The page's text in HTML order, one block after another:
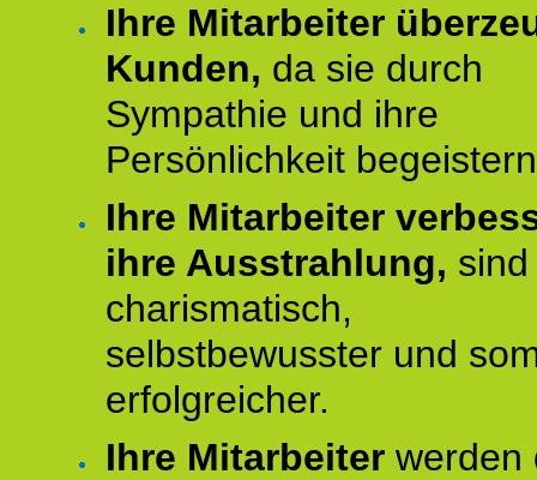
Ihre Mitarbeiter
Kunden, da sie durch
Sympathie und ihre
Persönlichkeit
Ihre Mitarbeiter
ihre Ausstrahlung, sind
charismatisch,
selbstbewusster und
erfolgreicher.
Ihre Mitarbeiter werden